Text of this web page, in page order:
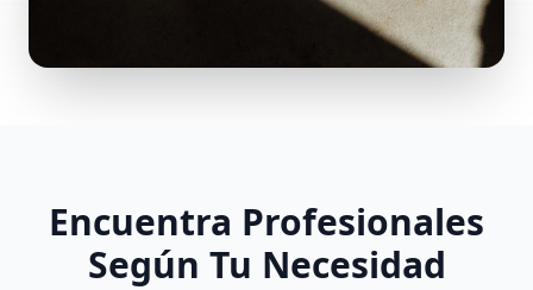
Encuentra Profesionales
Según Tu Necesidad